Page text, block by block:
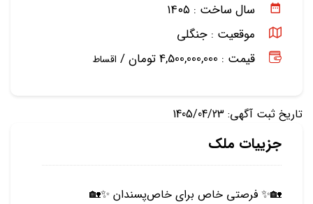
سال ساخت : ۱۴۰۵
موقعیت : جنگلی
قیمت : 4,500,000,000 تومان /
اقساط
تاریخ ثبت آگهی: 1405/04/23
جزییات ملک
🏡✨ فرصتی خاص برای خاص‌پسندان ✨🏡